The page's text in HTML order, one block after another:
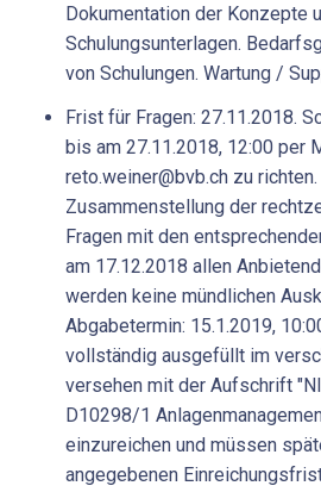
Dokumentation der Konzepte
Schulungsunterlagen.
von Schulungen. Wartung /
Frist für Fragen: 27.11.2018.
bis am 27.11.2018, 12:00 per
reto.weiner@bvb.ch zu richten.
Zusammenstellung der
Fragen mit den
am 17.12.2018 allen
werden keine mündlichen
Abgabetermin: 15.1.2019,
vollständig ausgefüllt im
versehen mit der Aufschrift
D10298/1
einzureichen und müssen
angegebenen